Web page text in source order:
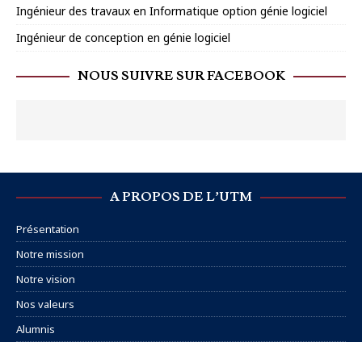
Ingénieur des travaux en Informatique option génie logiciel
Ingénieur de conception en génie logiciel
NOUS SUIVRE SUR FACEBOOK
A PROPOS DE L’UTM
Présentation
Notre mission
Notre vision
Nos valeurs
Alumnis